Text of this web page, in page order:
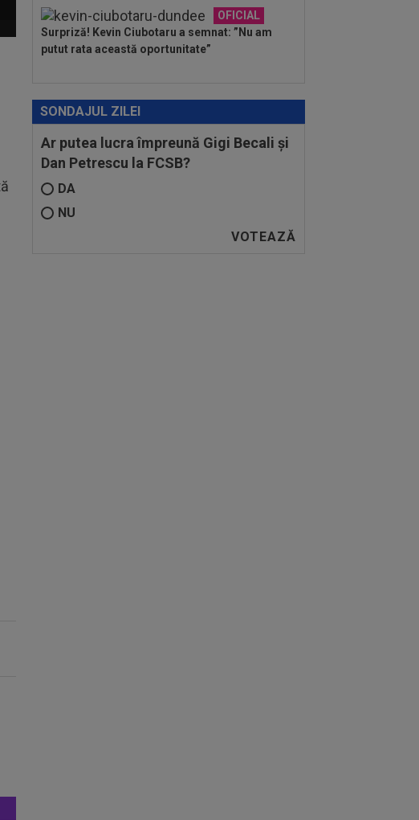
OFICIAL
Surpriză! Kevin Ciubotaru a semnat: ”Nu am
putut rata această oportunitate”
SONDAJUL ZILEI
Ar putea lucra împreună Gigi Becali și
Dan Petrescu la FCSB?
DA
NU